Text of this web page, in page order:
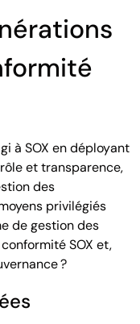
à SOX en déployant
et transparence,
des
privilégiés
de gestion des
SOX et,
?